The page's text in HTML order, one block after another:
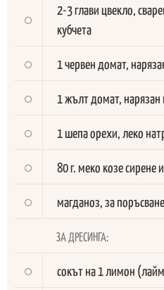
2-3 глави цвекло,
кубчета
1 червен домат,
1 жълт домат, нарязан
1 шепа орехи, леко
80 г. меко козе сирене
магданоз, за поръсване
ЗА ДРЕСИНГА:
сокът на 1 лимон